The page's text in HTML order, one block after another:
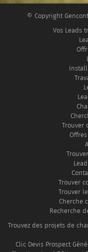
tête.
Heureusement,
© Copyright
Vos Leads
Trouver
Trouver
Trouver
Cherche
Recherche
Trouvez des projets de
Clic Devis Prospect